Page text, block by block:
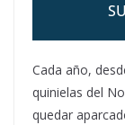
Cada año,
quinielas del
quedar